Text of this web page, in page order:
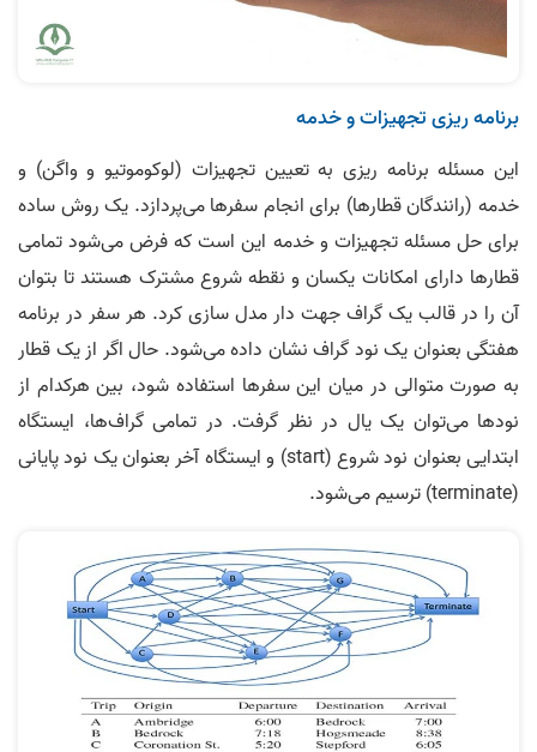
برنامه ریزی تجهیزات و خدمه
این مسئله برنامه ریزی به تعیین تجهیزات (لوکوموتیو و واگن) و
خدمه (رانندگان قطارها) برای انجام سفرها می‌­پردازد. یک روش ساده
برای حل مسئله تجهیزات و خدمه این است که فرض می­‌شود تمامی
قطارها دارای امکانات یکسان و نقطه شروع مشترک هستند تا بتوان
آن را در قالب یک گراف جهت دار مدل سازی کرد. هر سفر در برنامه
هفتگی بعنوان یک نود گراف نشان داده می­‌شود. حال اگر از یک قطار
به صورت متوالی در میان این سفرها استفاده شود، بین هرکدام از
نودها می­‌توان یک یال در نظر گرفت. در تمامی گراف­‌ها، ایستگاه
ابتدایی بعنوان نود شروع (start) و ایستگاه آخر بعنوان یک نود پایانی
(terminate) ترسیم می­‌شود.